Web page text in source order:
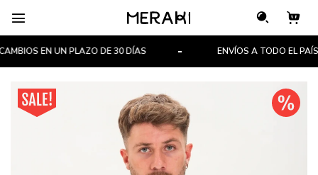

EN UN PLAZO DE 30 DÍAS ENVÍOS A TODO EL PAÍS